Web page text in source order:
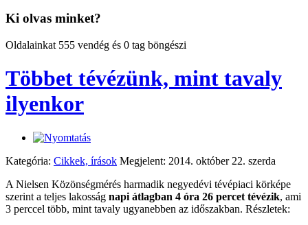
Ki olvas minket?
Oldalainkat 555 vendég és 0 tag böngészi
Többet tévézünk, mint tavaly
ilyenkor
Kategória: Cikkek, írások Megjelent: 2014. október 22. szerda
A Nielsen Közönségmérés harmadik negyedévi tévépiaci körképe
szerint a teljes lakosság napi átlagban 4 óra 26 percet tévézik, ami
3 perccel több, mint tavaly ugyanebben az időszakban. Részletek: